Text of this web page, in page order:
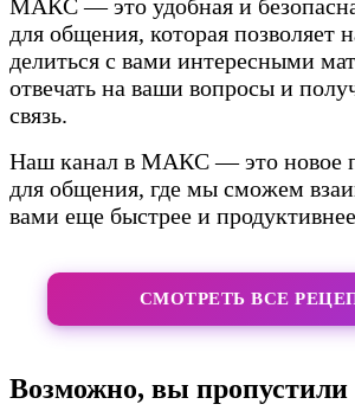
МАКС — это удобная и
для общения, которая позволяет
делиться с вами интересными
отвечать на ваши вопросы и
связь.
Наш канал в МАКС — это новое
для общения, где мы сможем
вами еще быстрее и
СМОТРЕТЬ ВСЕ
Возможно, вы пропустили